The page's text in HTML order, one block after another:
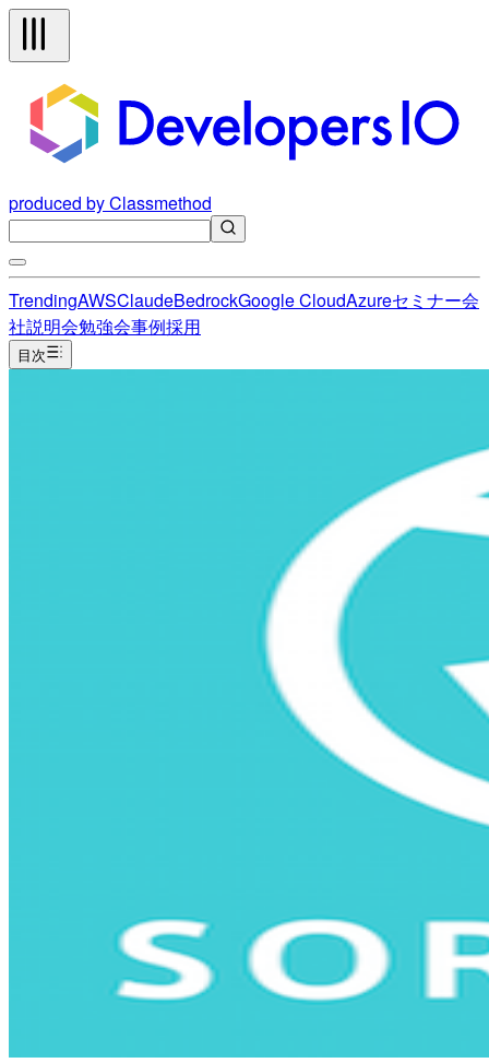
produced by Classmethod
TrendingAWSClaudeBedrockGoogle CloudAzureセミナー会
社説明会勉強会事例採用
目次